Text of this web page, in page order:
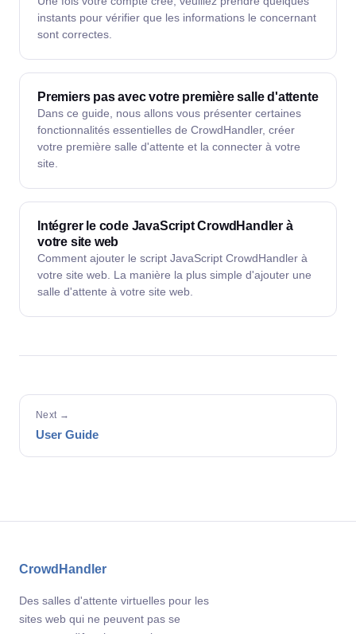
instants pour vérifier que les informations le concernant
sont correctes.
Premiers pas avec votre première salle d'attente
Dans ce guide, nous allons vous présenter certaines
fonctionnalités essentielles de CrowdHandler, créer
votre première salle d'attente et la connecter à votre
site.
Intégrer le code JavaScript CrowdHandler à
votre site web
Comment ajouter le script JavaScript CrowdHandler à
votre site web. La manière la plus simple d'ajouter une
salle d'attente à votre site web.
Next →
User Guide
CrowdHandler
Des salles d'attente virtuelles pour les
sites web qui ne peuvent pas se